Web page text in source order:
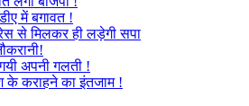
में बगावत !
से मिलकर ही लड़ेगी सपा
अपनी गलती !
कराहने का इंतजाम !